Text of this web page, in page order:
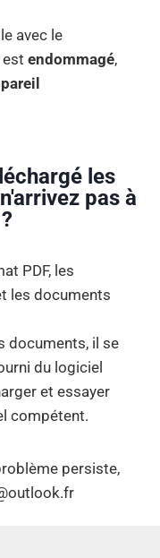
avec le
endommagé,
les
pas à
PDF, les
les documents
documents, il se
du logiciel
et essayer
compétent.
persiste,